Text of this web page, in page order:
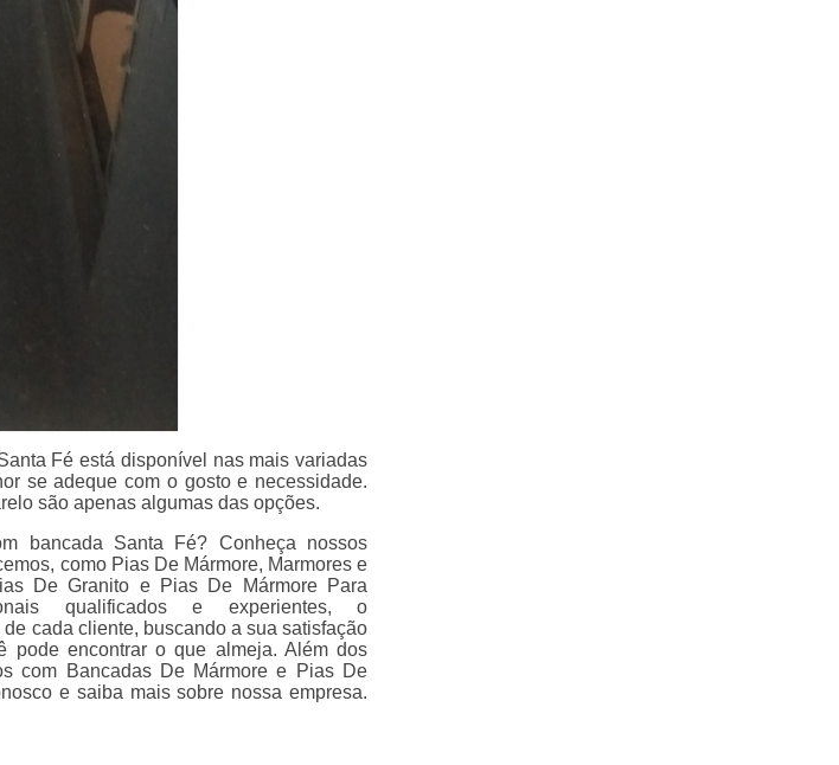
Fé está disponível nas mais variadas
se adeque com o gosto e necessidade.
são apenas algumas das opções.
bancada Santa Fé? Conheça nossos
como Pias De Mármore, Marmores e
De Granito e Pias De Mármore Para
qualificados e experientes, o
cada cliente, buscando a sua satisfação
pode encontrar o que almeja. Além dos
com Bancadas De Mármore e Pias De
e saiba mais sobre nossa empresa.